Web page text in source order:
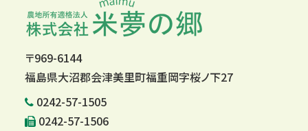
〒969-6144
福島県大沼郡会津美里町福重岡字桜ノ下27
0242-57-1505
0242-57-1506